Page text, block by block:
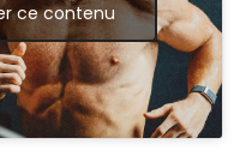
ce contenu